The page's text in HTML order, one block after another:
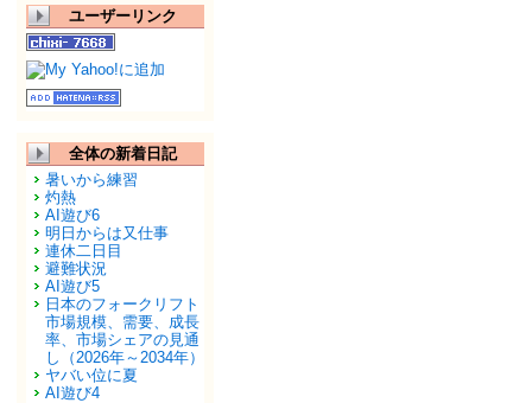
ユーザーリンク
全体の新着日記
暑いから練習
灼熱
AI遊び6
明日からは又仕事
連休二日目
避難状況
AI遊び5
日本のフォークリフト
市場規模、需要、成長
率、市場シェアの見通
し（2026年～2034年）
ヤバい位に夏
AI遊び4